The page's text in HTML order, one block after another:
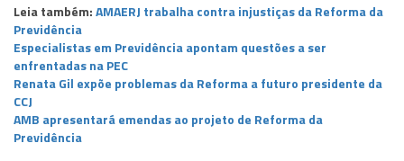
Leia também:AMAERJ trabalha contra injustiças da Reforma da
Previdência
Especialistas em Previdência apontam questões a ser
enfrentadas na PEC
Renata Gil expõe problemas da Reforma a futuro presidente da
CCJ
AMB apresentará emendas ao projeto de Reforma da
Previdência